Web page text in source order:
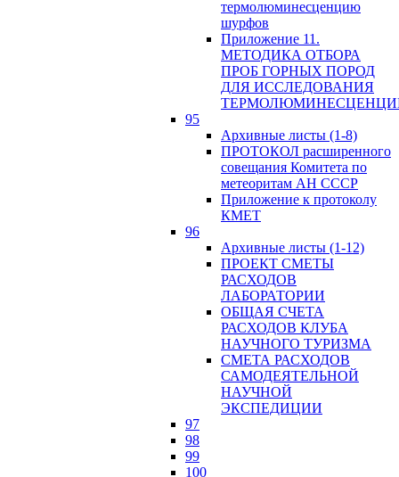
термолюминесценцию
шурфов
Приложение 11.
МЕТОДИКА ОТБОРА
ПРОБ ГОРНЫХ ПОРОД
ДЛЯ ИССЛЕДОВАНИЯ
95
Архивные листы (1-8)
ПРОТОКОЛ расширенного
совещания Комитета по
метеоритам АН СССР
Приложение к протоколу
КМЕТ
96
Архивные листы (1-12)
ПРОЕКТ СМЕТЫ
РАСХОДОВ
ЛАБОРАТОРИИ
ОБЩАЯ СЧЕТА
РАСХОДОВ КЛУБА
НАУЧНОГО ТУРИЗМА
СМЕТА РАСХОДОВ
САМОДЕЯТЕЛЬНОЙ
НАУЧНОЙ
ЭКСПЕДИЦИИ
97
98
99
100